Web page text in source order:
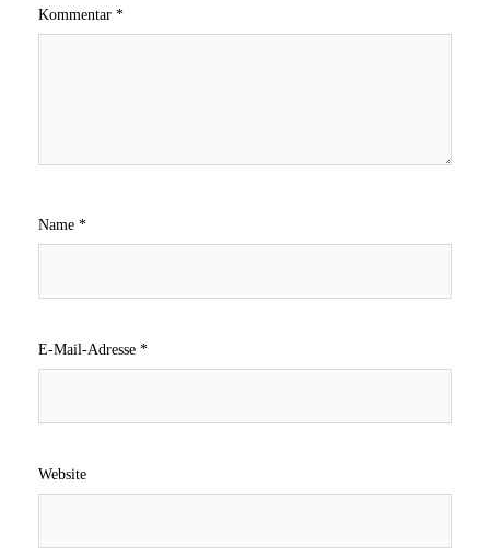
Kommentar *
Name *
E-Mail-Adresse *
Website